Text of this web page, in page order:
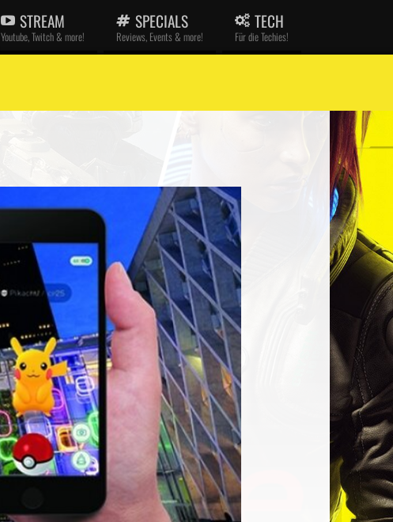
STREAM
Youtube, Twitch & more!
SPECIALS
Reviews, Events & more!
TECH
Für die Techies!